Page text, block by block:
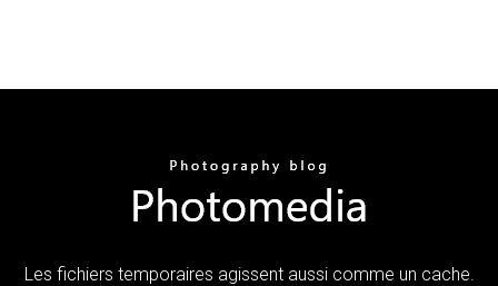
Les fichiers temporaires agissent aussi comme un cache.